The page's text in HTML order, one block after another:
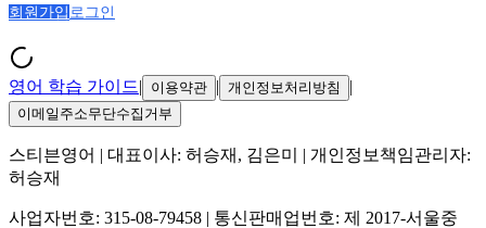
회원가입 로그인
영어 학습 가이드| 이용약관 | 개인정보처리방침 |
이메일주소무단수집거부
스티븐영어 | 대표이사: 허승재, 김은미
| 개인정보책임관리자:
허승재
사업자번호: 315-08-79458 | 통신판매업번호: 제 2017-서울중